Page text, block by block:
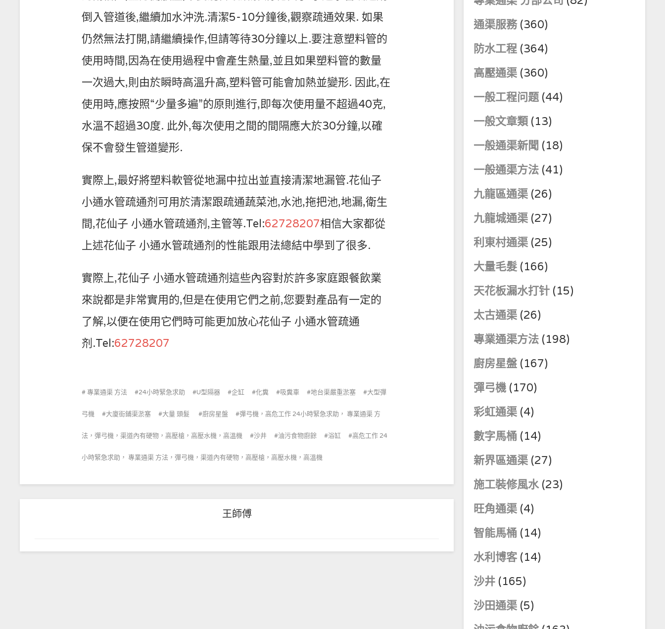
倒入管道後,繼續加水沖洗.清潔5-10分鐘後,觀察疏通效果. 如果
仍然無法打開,請繼續操作,但請等待30分鐘以上.要注意塑料管的
使用時間,因為在使用過程中會產生熱量,並且如果塑料管的數量
一次過大,則由於瞬時高溫升高,塑料管可能會加熱並變形. 因此,在
使用時,應按照“少量多遍”的原則進行,即每次使用量不超過40克,
水溫不超過30度. 此外,每次使用之間的間隔應大於30分鐘,以確
保不會發生管道變形.
實際上,最好將塑料軟管從地漏中拉出並直接清潔地漏管.花仙子
小通水管疏通剂可用於清潔跟疏通蔬菜池,水池,拖把池,地漏,衛生
間,花仙子 小通水管疏通剂,主管等.Tel:62728207相信大家都從
上述花仙子 小通水管疏通剂的性能跟用法總結中學到了很多.
實際上,花仙子 小通水管疏通剂這些內容對於許多家庭跟餐飲業
來說都是非常實用的,但是在使用它們之前,您要對產品有一定的
了解,以便在使用它們時可能更加放心花仙子 小通水管疏通
剂.Tel:62728207
專業通渠 方法 24小時緊急求助 U型隔器 企缸 化糞 吸糞車 地台渠嚴重淤塞 大型彈
弓機 大廈街鋪渠淤塞 大量 頭髮 廚房星盤 彈弓機，高危工作 24小時緊急求助， 專業通渠 方
法，彈弓機，渠道內有硬物，高壓槍，高壓水機，高溫機 沙井 油污食物廚餘 浴缸 高危工作 24
小時緊急求助， 專業通渠 方法，彈弓機，渠道內有硬物，高壓槍，高壓水機，高溫機
王師傅
通渠服務 (360)
防水工程 (364)
高壓通渠 (360)
一般工程问题 (44)
一般文章類 (13)
一般通渠新聞 (18)
一般通渠方法 (41)
九龍區通渠 (26)
九龍城通渠 (27)
利東村通渠 (25)
大量毛髮 (166)
天花板漏水打针 (15)
太古通渠 (26)
專業通渠方法 (198)
廚房星盤 (167)
彈弓機 (170)
彩虹通渠 (4)
數字馬桶 (14)
新界區通渠 (27)
施工裝修風水(23)
旺角通渠 (4)
智能馬桶 (14)
水利博客(14)
沙井 (165)
沙田通渠 (5)